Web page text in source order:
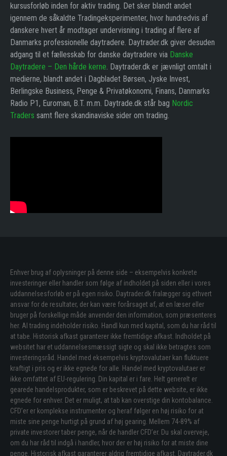
kursusforløb inden for aktiv trading. Det sker blandt andet
igennem de såkaldte Tradingeksperimenter, hvor hundredvis af
danskere hvert år modtager undervisning i trading af flere af
Danmarks professionelle daytradere. Daytrader.dk giver desuden
adgang til et fællesskab for danske daytradere via Danske
Daytradere – Den hårde kerne. Daytrader.dk er jævnligt omtalt i
medierne, blandt andet i Dagbladet Børsen, Jyske Invest,
Berlingske Business, Penge & Privatøkonomi, Finans, Danmarks
Radio P1, Euroman, B.T. m.m. Daytrade.dk står bag Nordic
Traders samt flere skandinaviske sider om trading.
Enhver brug af oplysninger på denne side – eksempelvis konkrete
investeringer eller handler som følge af indholdet på siden eller i vores
uddannelsesforløb er på egen risiko. Daytrader.dk fralægger sig ethvert
ansvar for de resultater, der kan være forårsaget af, at en læser eller
bruger på forskellige måde anvender den information, som præsenteres
her. Al trading indeholder risiko. Handl kun med kapital, som du har råd til
at tabe. Historisk afkast garanterer ikke fremtidige afkast. Indholdet på
websitet har et uddannelsesmæssigt sigte og skal ikke betragtes som
investeringsråd. Handel med eksempelvis kryptovalutaer kan fluktuere
kraftigt i pris og er ikke egnede for alle. Handel med kryptovalutaer er
ikke omfattet af EU-regulering. Din kapital er i fare. Helt generelt er
gearede handelsprodukter, som er beskrevet på dette website, er ikke
egnede for enhver. Det er muligt, at tab kan overstige din kontobalance.
CFD’er er komplekse instrumenter og heraf følger en høj risiko for at
miste sine penge hurtigt på grund af høj gearing. Mellem 74-89% af
private investorer taber penge, når de handler CFD’er. Du skal overveje,
om du har råd til indgå i handler, hvor der er høj risiko for at miste dine
penge. Historisk afkast garanterer aldrig fremtidige afkast. Daytrader.dk